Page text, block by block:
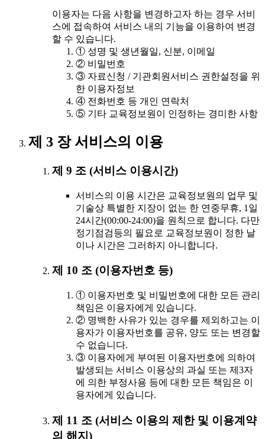
이용자는 다음 사항을 변경하고자 하는 경우 서비
스에 접속하여 서비스 내의 기능을 이용하여 변경
할 수 있습니다.
① 성명 및 생년월일, 신분, 이메일
② 비밀번호
③ 자료신청 / 기관회원서비스 권한설정을 위
한 이용자정보
④ 전화번호 등 개인 연락처
⑤ 기타 교육정보원이 인정하는 경미한 사항
제 3 장 서비스의 이용
제 9 조 (서비스 이용시간)
서비스의 이용 시간은 교육정보원의 업무 및
기술상 특별한 지장이 없는 한 연중무휴, 1일
24시간(00:00-24:00)을 원칙으로 합니다. 다만
정기점검등의 필요로 교육정보원이 정한 날
이나 시간은 그러하지 아니합니다.
제 10 조 (이용자번호 등)
① 이용자번호 및 비밀번호에 대한 모든 관리
책임은 이용자에게 있습니다.
② 명백한 사유가 있는 경우를 제외하고는 이
용자가 이용자번호를 공유, 양도 또는 변경할
수 없습니다.
③ 이용자에게 부여된 이용자번호에 의하여
발생되는 서비스 이용상의 과실 또는 제3자
에 의한 부정사용 등에 대한 모든 책임은 이
용자에게 있습니다.
제 11 조 (서비스 이용의 제한 및 이용계약
의 해지)